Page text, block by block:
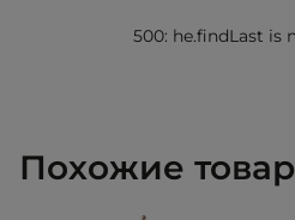
500: he.findLast is
Похожие